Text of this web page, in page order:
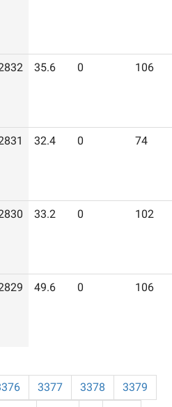
35.6 0 106
32.4 0 74
33.2 0 102
49.6 0 106
3377 3378
3379